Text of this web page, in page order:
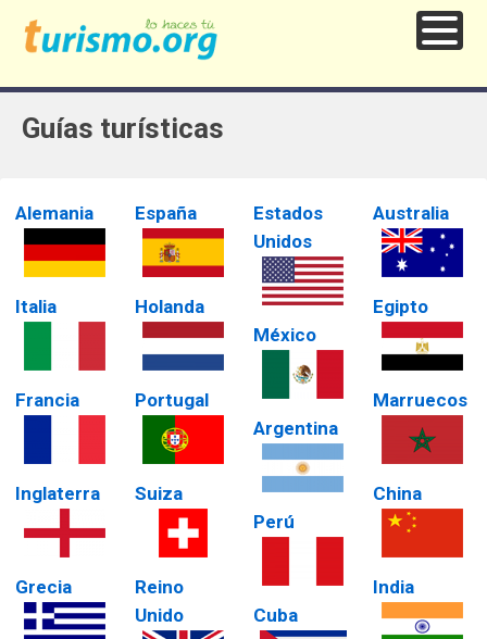
Guías turísticas
Alemania
Italia
Francia
Inglaterra
Grecia
España
Holanda
Portugal
Suiza
Reino
Unido
Estados
Unidos
México
Argentina
Perú
Cuba
Australia
Egipto
Marruecos
China
India